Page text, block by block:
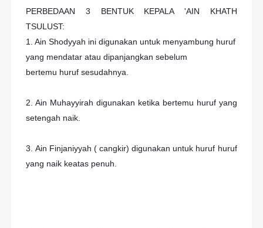
PERBEDAAN 3 BENTUK KEPALA 'AIN KHATH
TSULUST:
1. Ain Shodyyah ini digunakan untuk menyambung huruf
yang mendatar atau dipanjangkan sebelum
bertemu huruf sesudahnya.
2. Ain Muhayyirah digunakan ketika bertemu huruf yang
setengah naik.
3. Ain Finjaniyyah ( cangkir) digunakan untuk huruf huruf
yang naik keatas penuh.